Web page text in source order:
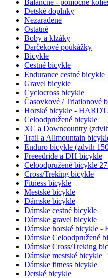
Balančné - pomocné
Detské doplnky
Nezaradene
Ostatné
Boby a klzáky
Darčekové poukážky
Bicykle
Cestné bicykle
Endurance cestné bicykle
Gravel bicykle
Cyclocross bicykle
Časovkové / Triatlonové
Horské bicykle -
Celoodpružené bicykle
XC a Downcountry
Trail a Allmountain
Enduro bicykle (zdvih
Freeedride a DH bicykle
Celoodpružené bicykle
Cross/Treking bicykle
Fitness bicykle
Mestské bicykle
Dámske bicykle
Dámske cestné bicykle
Dámske gravel bicykle
Dámske horské bicykle
Dámske Celoodpružené
Dámske Cross/Treking
Dámske mestské bicykle
Dámske fitness bicykle
Detské bicykle